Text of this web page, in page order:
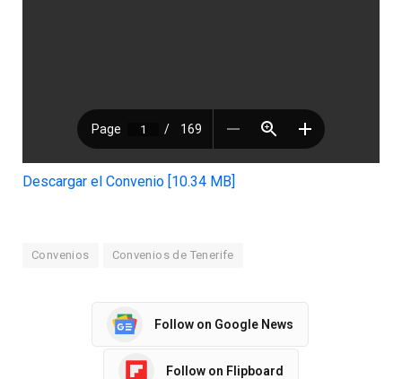
Descargar el Convenio [10.34 MB]
Convenios Convenios de Tenerife
Follow on Google News
Follow on Flipboard